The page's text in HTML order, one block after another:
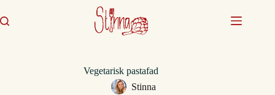
til
indhold
Vegetarisk pastafad
Stinna